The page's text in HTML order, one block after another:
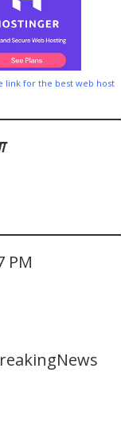
link for the best web host
PM